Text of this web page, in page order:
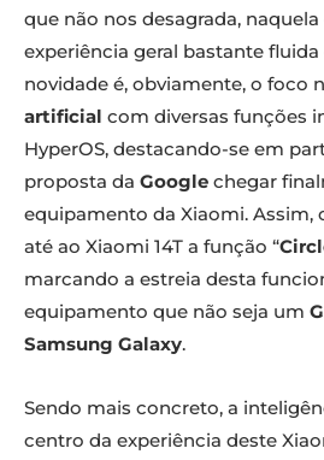
Xiaomi 14T
que não nos desagrada,
experiência geral bastante fluida
novidade é, obviamente, o foco
artificial com diversas funções
HyperOS, destacando-se em
proposta da Google chegar
equipamento da Xiaomi. Assim,
até ao Xiaomi 14T a função “
marcando a estreia desta
equipamento que não seja um
Samsung Galaxy.
Sendo mais concreto, a
centro da experiência deste